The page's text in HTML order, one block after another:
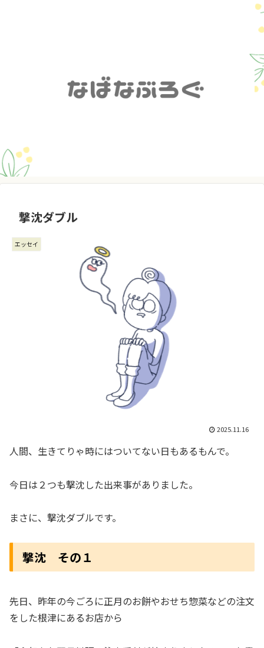
撃沈ダブル
エッセイ
2025.11.16
人間、生きてりゃ時にはついてない日もあるもんで。
今日は２つも撃沈した出来事がありました。
まさに、撃沈ダブルです。
撃沈 その１
先日、昨年の今ごろに正月のお餅やおせち惣菜などの注文
をした根津にあるお店から